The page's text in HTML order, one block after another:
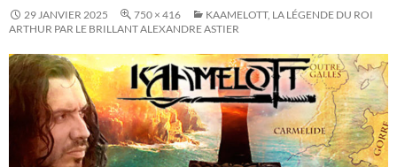
29 JANVIER 2025 750 × 416
KAAMELOTT, LA LÉGENDE DU ROI
ARTHUR PAR LE BRILLANT ALEXANDRE ASTIER